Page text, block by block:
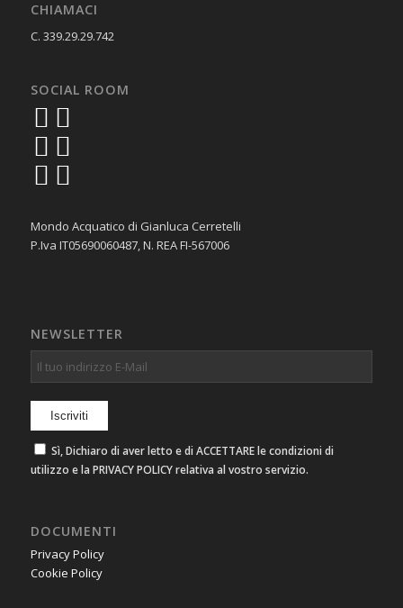
CHIAMACI
C. 339.29.29.742
SOCIAL ROOM
Mondo Acquatico di Gianluca Cerretelli
P.Iva IT05690060487, N. REA FI-567006
NEWSLETTER
Sì, Dichiaro di aver letto e di ACCETTARE le condizioni di
utilizzo e la PRIVACY POLICY relativa al vostro servizio.
DOCUMENTI
Privacy Policy
Cookie Policy